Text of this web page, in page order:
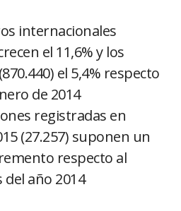
internacionales
el 11,6% y los
el 5,4% respecto
de 2014
registradas en
(27.257) suponen un
respecto al
año 2014